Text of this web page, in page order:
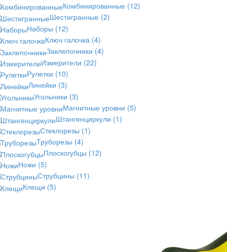
Комбинированные (12)
Шестигранные (2)
Наборы (12)
Ключ галочка (4)
Заклепочники (4)
Измерители (22)
Рулетки (10)
Линейки (3)
Угольники (3)
Магнитные уровни (5)
Штангенциркули (1)
Стеклорезы (1)
Труборезы (4)
Плоскогубцы (12)
Ножи (5)
Струбцины (11)
Клещи (5)